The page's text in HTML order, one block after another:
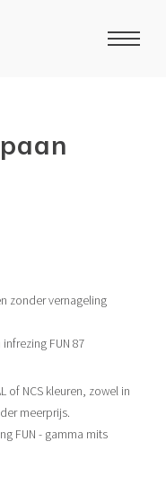
zonder vernageling
FUN 87
of NCS kleuren, zowel in
meerprijs.
FUN - gamma mits